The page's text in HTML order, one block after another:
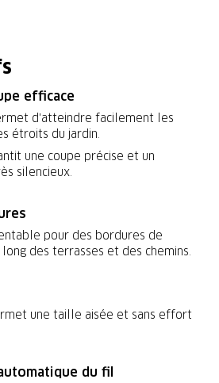
efficace
d'atteindre facilement les
étroits du jardin.
une coupe précise et un
silencieux.
pour des bordures de
des terrasses et des chemins.
une taille aisée et sans effort
du fil